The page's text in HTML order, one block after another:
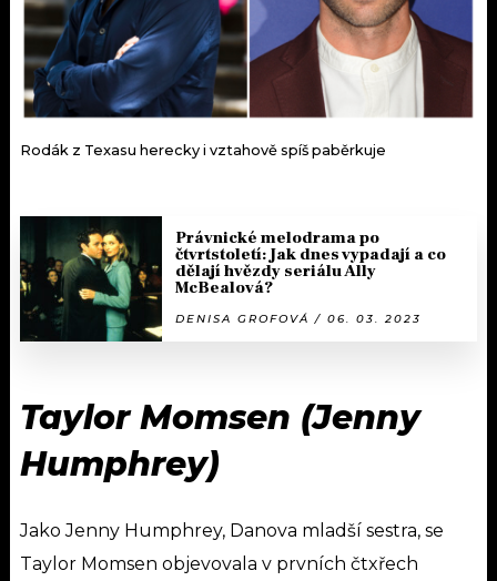
Rodák z Texasu herecky i vztahově spíš paběrkuje
Právnické melodrama po
čtvrtstoletí: Jak dnes vypadají a co
dělají hvězdy seriálu Ally
McBealová?
DENISA GROFOVÁ / 06. 03. 2023
Taylor Momsen (Jenny
Humphrey)
Jako Jenny Humphrey, Danova mladší sestra, se
Taylor Momsen objevovala v prvních čtxřech